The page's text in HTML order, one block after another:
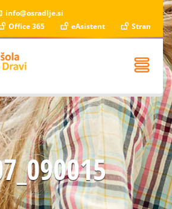
info@osradlje.si
Office 365
eAsistent Stran